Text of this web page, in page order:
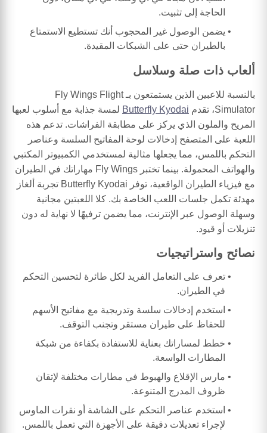
الحاجة إلى تثبيت.
يضمن الوصول غير المحجوب أنك تستطيع الاستمتاع
بالطيران حتى على الشبكات المقيدة.
ألعاب ذات صلة وسلاسل
بالنسبة للاعبين الذين يستمتعون بـ Fly Wings Flight
Simulator، تقدم
Butterfly Kyodai لمسة جذابة مع أسلوب لعبها
المريح والملون الذي يركز على مطابقة الفراشات. تدعم هذه
اللعبة على المتصفح إدخالات لوحة المفاتيح السلسة وعناصر
التحكم باللمس، مما يجعلها مثالية لمستخدمي الكمبيوتر المكتبي
والهواتف المحمولة. بينما تختبر Fly Wings مهاراتك في الطيران
مع فيزياء الطيران الواقعية، توفر Butterfly Kyodai تجربة ألغاز
مهدئة تكمل جلسات اللعب الخاصة بك. كلا اللعبتين مجانية
وسهلة الوصول عبر الإنترنت، مما يضمن ترفيهًا لا نهاية له دون
تنزيلات أو قيود.
نصائح واستراتيجيات
تعرف على التعامل الفريد لكل طائرة لتحسين التحكم
في الطيران.
استخدم إدخالات سلسة وتدريجية مع مفاتيح الأسهم
للحفاظ على طيران مستقر وتجنب التوقف.
خطط لمساراتك بعناية للاستفادة بكفاءة من شبكة
المطارات الواسعة.
مارس الإقلاع والهبوط في مطارات مختلفة لإتقان
ظروف المدرج المتنوعة.
استخدم عناصر التحكم على الشاشة أو نقرات الماوس
لإجراء تعديلات دقيقة على الأجهزة التي تعمل باللمس.